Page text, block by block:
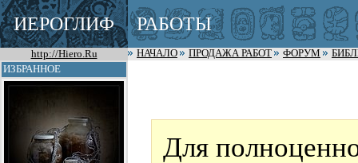
ИЕРОГЛИФ РАБОТЫ
http://Hiero.Ru НАЧАЛО ПРОДАЖА РАБОТ ФОРУМ
ИЗБРАННОЕ
Для